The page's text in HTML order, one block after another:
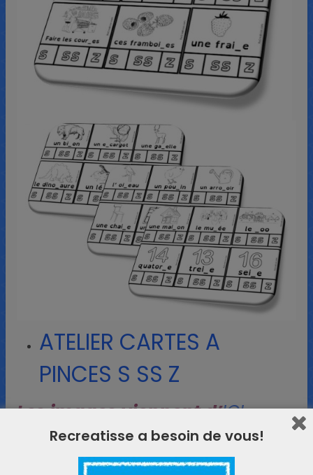
ATELIER CARTES A
PINCES S SS Z
Les images viennent d’ICI
Recreatisse a besoin de vous!